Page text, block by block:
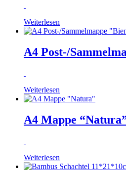
Weiterlesen
A4 Post-/
Weiterlesen
A4 Mappe
Weiterlesen